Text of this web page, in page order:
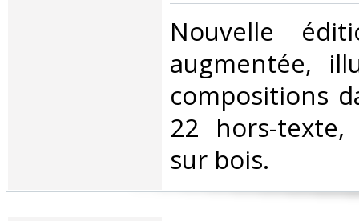
‎Nouvelle
augmentée,
compositions
22 hors-
sur bois. ‎